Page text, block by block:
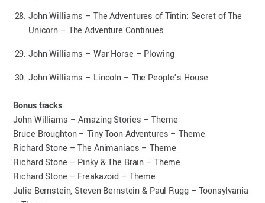
John Williams – The Adventures of Tintin: Secret of The
Unicorn – The Adventure Continues
John Williams – War Horse – Plowing
John Williams – Lincoln – The People’s House
Bonus tracks
John Williams – Amazing Stories – Theme
Bruce Broughton – Tiny Toon Adventures – Theme
Richard Stone – The Animaniacs – Theme
Richard Stone – Pinky & The Brain – Theme
Richard Stone – Freakazoid – Theme
Julie Bernstein, Steven Bernstein & Paul Rugg – Toonsylvania